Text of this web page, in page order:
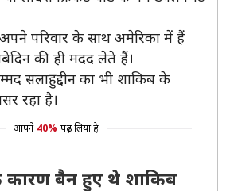
परिवार के साथ अमेरिका में हैं
की ही मदद लेते हैं।
सलाहुद्दीन का भी शाकिब के
रहा है।
आपने 40% पढ़ लिया है
कारण बैन हुए थे शाकिब